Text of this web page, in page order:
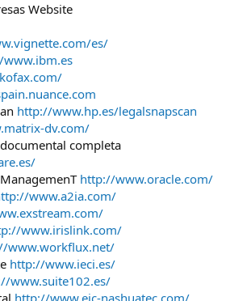
Website
es/
http://www.hp.es/legalsnapscan
dv.com/
completa
http://www.oracle.com/
www.a2ia.com/
www.irislink.com/
www.workflux.net/
http://www.ieci.es/
www.suite102.es/
http://www.ejc-nashuatec.com/